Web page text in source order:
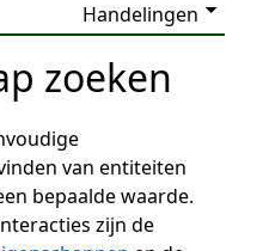
Handelingen
zoeken
van entiteiten
bepaalde waarde.
zijn de